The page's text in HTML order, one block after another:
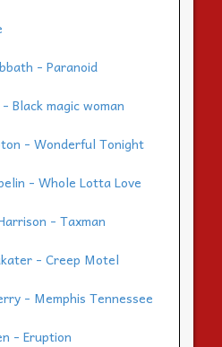
- Paranoid
Black magic woman
- Wonderful Tonight
- Whole Lotta Love
- Taxman
- Creep Motel
- Memphis Tennessee
- Eruption